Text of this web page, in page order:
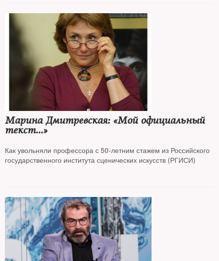
Марина Дмитревская: «Мой официальный
текст...»
Как увольняли профессора с 50‑летним стажем из Российского
государственного института сценических искусств (РГИСИ)